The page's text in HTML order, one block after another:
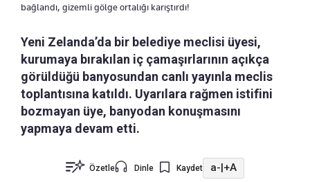
bağlandı, gizemli gölge ortalığı karıştırdı!
Yeni Zelanda’da bir belediye meclisi üyesi,
kurumaya bırakılan iç çamaşırlarının açıkça
görüldüğü banyosundan canlı yayınla meclis
toplantısına katıldı. Uyarılara rağmen istifini
bozmayan üye, banyodan konuşmasını
yapmaya devam etti.
Özetle Dinle Kaydet a-|+A